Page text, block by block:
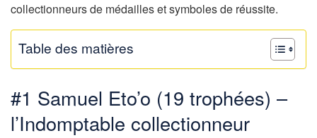
collectionneurs de médailles et symboles de réussite.
Table des matières
#1 Samuel Eto’o (19 trophées) –
l’Indomptable collectionneur